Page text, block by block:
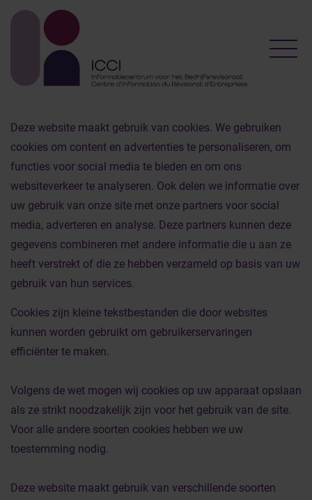
Deze website maakt gebruik van cookies. We gebruiken
cookies om content en advertenties te personaliseren, om
functies voor social media te bieden en om ons
websiteverkeer te analyseren. Ook delen we informatie over
uw gebruik van onze site met onze partners voor social
media, adverteren en analyse. Deze partners kunnen deze
gegevens combineren met andere informatie die u aan ze
heeft verstrekt of die ze hebben verzameld op basis van uw
gebruik van hun services.
Cookies zijn kleine tekstbestanden die door websites
kunnen worden gebruikt om gebruikerservaringen
efficiënter te maken.
Volgens de wet mogen wij cookies op uw apparaat opslaan
als ze strikt noodzakelijk zijn voor het gebruik van de site.
Voor alle andere soorten cookies hebben we uw
toestemming nodig.
Deze website maakt gebruik van verschillende soorten